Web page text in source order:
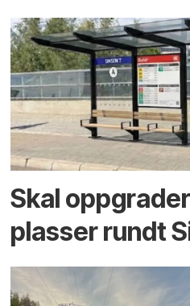
Skal
plasser rundt